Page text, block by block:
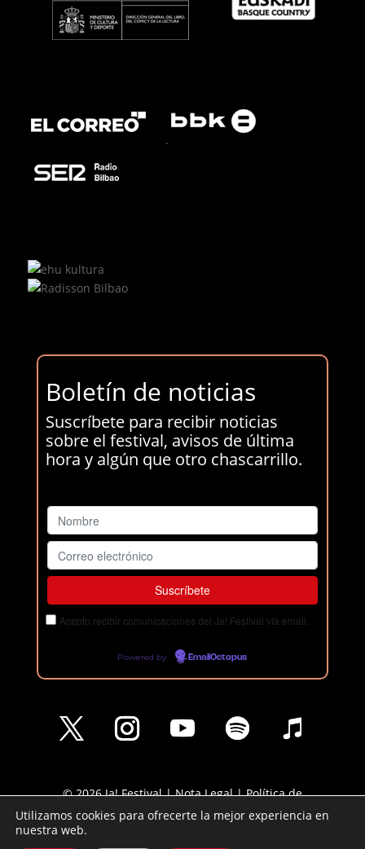
.
Boletín de noticias
Suscríbete para recibir noticias
sobre el festival, avisos de última
hora y algún que otro chascarrillo.
Acepto recibir comunicaciones del Ja! Festival vía email.
Powered by EmailOctopus
© 2026 Ja! Festival |Nota Legal|Política de
Privacidad|Política de cookies
Utilizamos cookies para ofrecerte la mejor experiencia en
nuestra web.